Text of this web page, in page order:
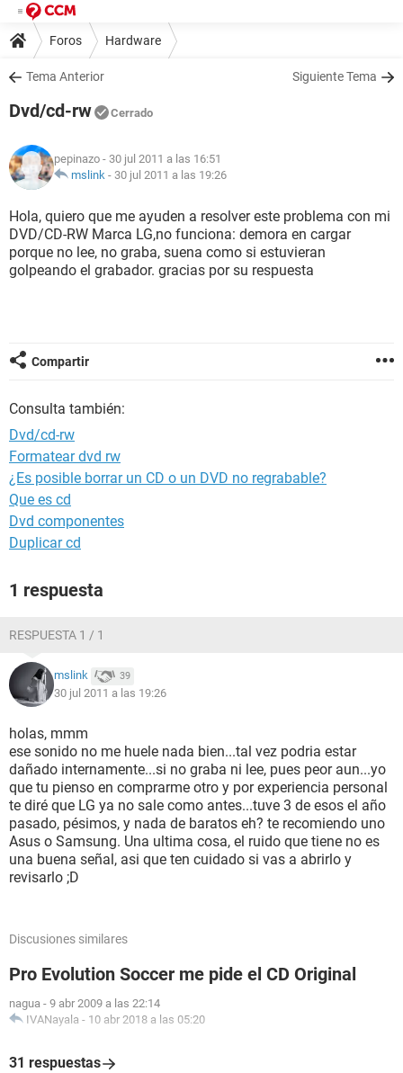
Foros Hardware
Tema Anterior Siguiente Tema
Dvd/cd-rw Cerrado
pepinazo - 30 jul 2011 a las 16:51
mslink - 30 jul 2011 a las 19:26
Hola, quiero que me ayuden a resolver este problema con mi
DVD/CD-RW Marca LG,no funciona: demora en cargar
porque no lee, no graba, suena como si estuvieran
golpeando el grabador. gracias por su respuesta
Compartir
Consulta también:
Dvd/cd-rw
Formatear dvd rw
¿Es posible borrar un CD o un DVD no regrabable?
Que es cd
Dvd componentes
Duplicar cd
1 respuesta
RESPUESTA 1 / 1
mslink 39
30 jul 2011 a las 19:26
holas, mmm
ese sonido no me huele nada bien...tal vez podria estar
dañado internamente...si no graba ni lee, pues peor aun...yo
que tu pienso en comprarme otro y por experiencia personal
te diré que LG ya no sale como antes...tuve 3 de esos el año
pasado, pésimos, y nada de baratos eh? te recomiendo uno
Asus o Samsung. Una ultima cosa, el ruido que tiene no es
una buena señal, asi que ten cuidado si vas a abrirlo y
revisarlo ;D
Discusiones similares
Pro Evolution Soccer me pide el CD Original
nagua - 9 abr 2009 a las 22:14
IVANayala - 10 abr 2018 a las 05:20
31 respuestas